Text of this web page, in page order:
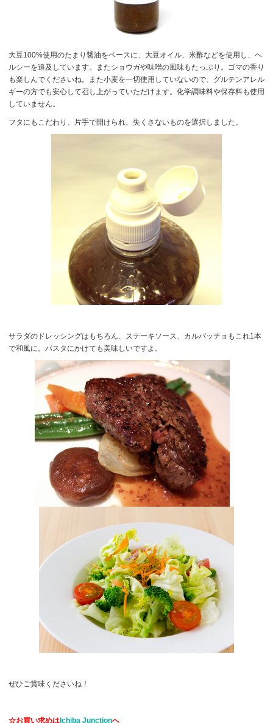
大豆100%使用のたまり醤油をベースに、大豆オイル、米酢などを使用し、ヘ
ルシーを追及しています。またショウガや味噌の風味もたっぷり。ゴマの香り
も楽しんでくださいね。また小麦を一切使用していないので、グルテンアレル
ギーの方でも安心して召し上がっていただけます。化学調味料や保存料も使用
していません。
フタにもこだわり、片手で開けられ、失くさないものを選択しました。
サラダのドレッシングはもちろん、ステーキソース、カルパッチョもこれ1本
で和風に。パスタにかけても美味しいですよ。
ぜひご賞味くださいね！
☆お買い求めはIchiba Junctionへ